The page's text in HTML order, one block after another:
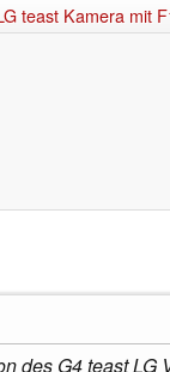
teast Kamera mit
des G4 teast